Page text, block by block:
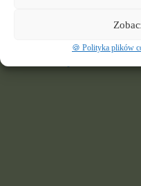
🍪 Polityka plików